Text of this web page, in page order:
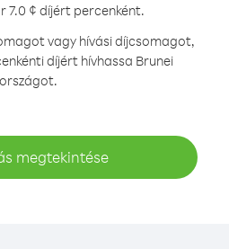
7.0 ¢ díjért percenként.
vagy hívási díjcsomagot,
díjért hívhassa Brunei
országot.
megtekintése